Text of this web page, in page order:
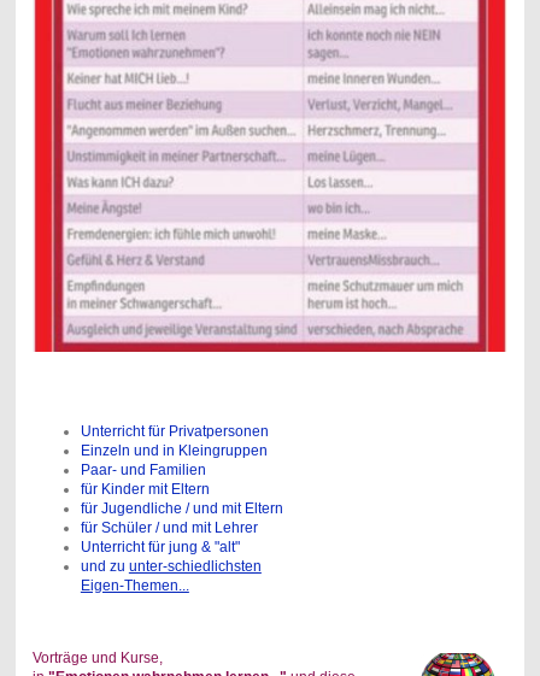
Unterricht für Privatpersonen
Einzeln und in Kleingruppen
Paar- und Familien
für Kinder mit Eltern
für Jugendliche / und mit Eltern
für Schüler / und mit Lehrer
Unterricht für jung & "alt"
und zu unter-schiedlichsten
Eigen-Themen...
Vorträge und Kurse,